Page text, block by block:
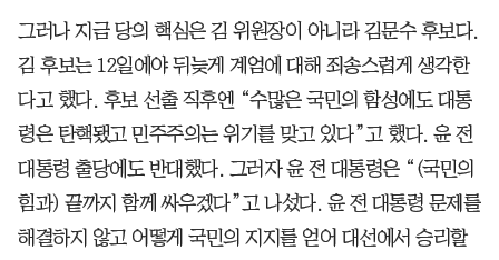
그러나 지금 당의 핵심은 김 위원장이 아니라 김문수 후보다.
김 후보는 12일에야 뒤늦게 계엄에 대해 죄송스럽게 생각한
다고 했다. 후보 선출 직후엔 “수많은 국민의 함성에도 대통
령은 탄핵됐고 민주주의는 위기를 맞고 있다”고 했다. 윤 전
대통령 출당에도 반대했다. 그러자 윤 전 대통령은 “(국민의
힘과) 끝까지 함께 싸우겠다”고 나섰다. 윤 전 대통령 문제를
해결하지 않고 어떻게 국민의 지지를 얻어 대선에서 승리할